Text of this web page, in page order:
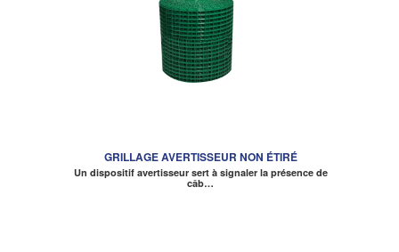
GRILLAGE AVERTISSEUR NON ÉTIRÉ
Un dispositif avertisseur sert à signaler la présence de
câb…